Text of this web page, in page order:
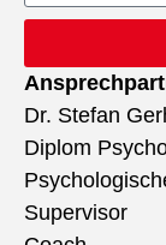
Dr. Stefan
Diplom
Supervisor